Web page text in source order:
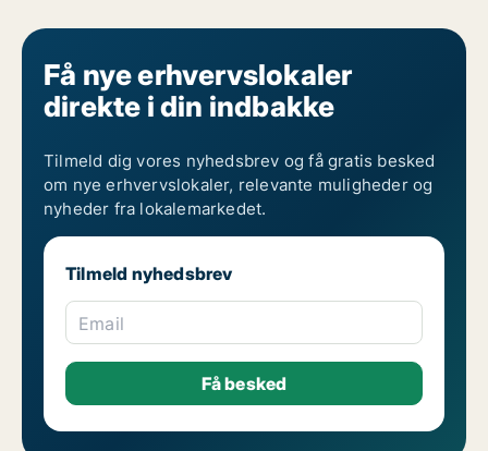
Få nye erhvervslokaler
direkte i din indbakke
Tilmeld dig vores nyhedsbrev og få gratis besked
om nye erhvervslokaler, relevante muligheder og
nyheder fra lokalemarkedet.
Tilmeld nyhedsbrev
Email